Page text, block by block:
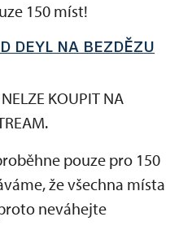
150 míst!
DEYL NA BEZDĚZU
KOUPIT NA
pouze pro 150
že všechna místa
neváhejte